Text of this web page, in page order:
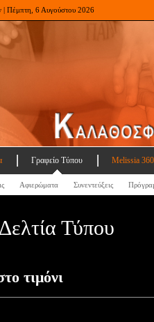
| Πέμπτη, 6 Αυγούστου 2026
Γραφείο Τύπου Melissia
Αφιερώματα Συνεντεύξεις
Τύπου
τιμόνι